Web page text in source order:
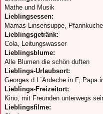
Mathe und Musik
Lieblingsessen:
Mamas Linsensuppe,
Lieblingsgetränk:
Cola, Leitungswasser
Lieblingsblume:
Alle Blumen die schön duften
Lieblings-Urlaubsort:
Georges d L`Ardeche in F, Papa
Lieblings-Freizeitort:
Kino, mit Freunden unterwegs
Lieblingsfilme: